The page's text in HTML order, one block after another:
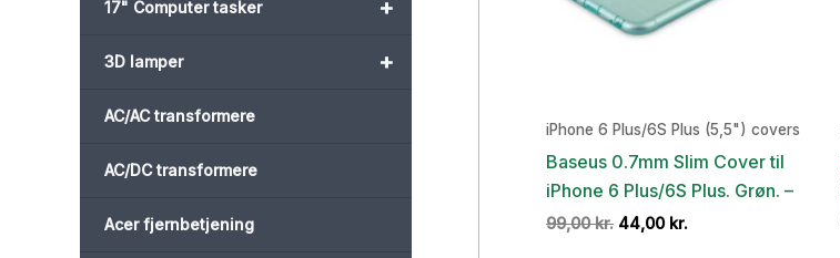
+
17" Computer tasker
+
3D lamper
AC/AC transformere
AC/DC transformere
Acer fjernbetjening
iPhone 6 Plus/6S Plus (5,5") covers
Baseus 0.7mm Slim Cover til
iPhone 6 Plus/6S Plus. Grøn. –
99,00kr. Den
44,00 kr.